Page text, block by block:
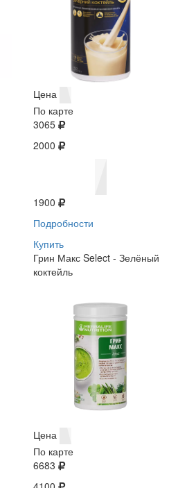
Цена
По карте
3065
2000
1900
Подробности
Купить
Грин Макс Select - Зелёный
коктейль
Цена
По карте
6683